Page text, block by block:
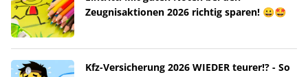
Zeugnisaktionen 2026 richtig sparen! 😀🤩
Kfz-Versicherung 2026 WIEDER teurer!? - So